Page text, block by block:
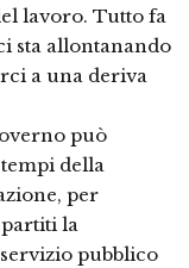
lavoro. Tutto fa
sta allontanando
a una deriva
può
della
per
la
pubblico